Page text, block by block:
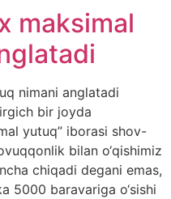
maksimal
nimani anglatadi
bir joyda
yutuq” iborasi shov-
bilan o‘qishimiz
chiqadi degani emas,
5000 baravariga o‘sishi